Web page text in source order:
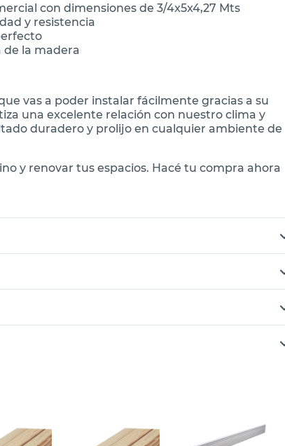
con dimensiones de 3/4x5x4,27 Mts
y resistencia
de la madera
vas a poder instalar fácilmente gracias a su
una excelente relación con nuestro clima y
duradero y prolijo en cualquier ambiente de
y renovar tus espacios. Hacé tu compra ahora